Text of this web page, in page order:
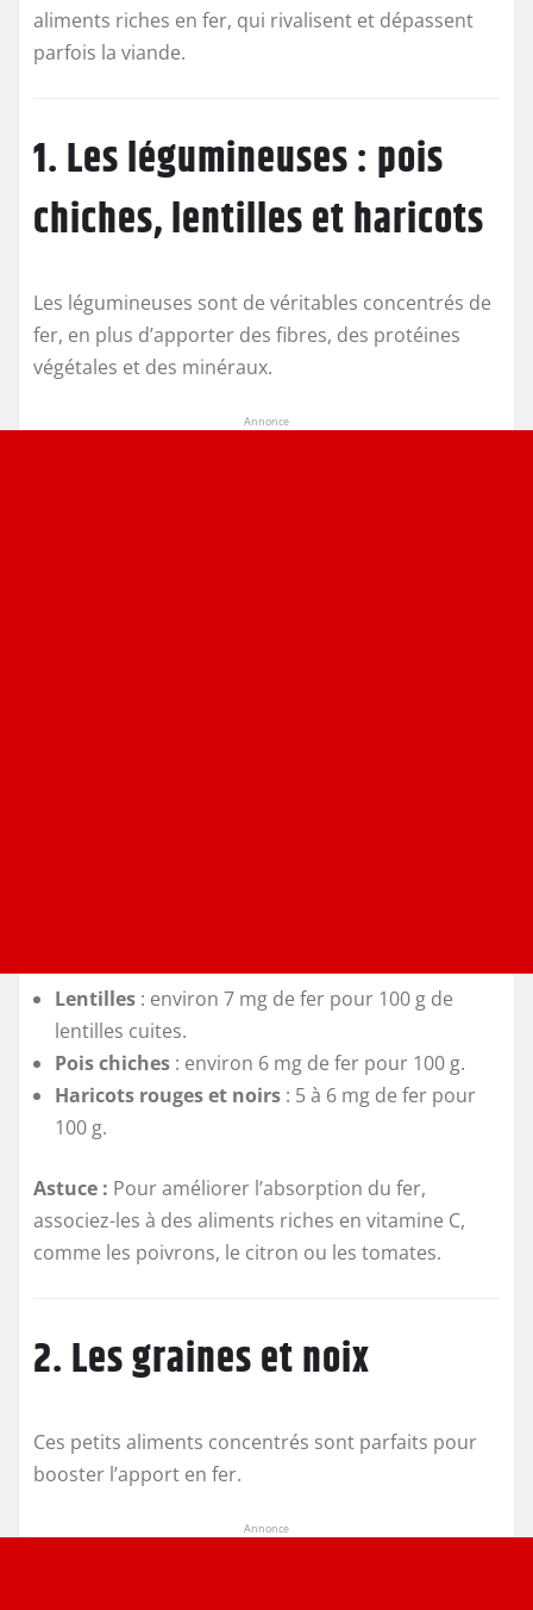
aliments riches en fer, qui rivalisent et dépassent
parfois la viande.
1. Les légumineuses : pois
chiches, lentilles et haricots
Les légumineuses sont de véritables concentrés de
fer, en plus d’apporter des fibres, des protéines
végétales et des minéraux.
Annonce
Lentilles : environ 7 mg de fer pour 100 g de
lentilles cuites.
Pois chiches : environ 6 mg de fer pour 100 g.
Haricots rouges et noirs : 5 à 6 mg de fer pour
100 g.
Astuce : Pour améliorer l’absorption du fer,
associez-les à des aliments riches en vitamine C,
comme les poivrons, le citron ou les tomates.
2. Les graines et noix
Ces petits aliments concentrés sont parfaits pour
booster l’apport en fer.
Annonce